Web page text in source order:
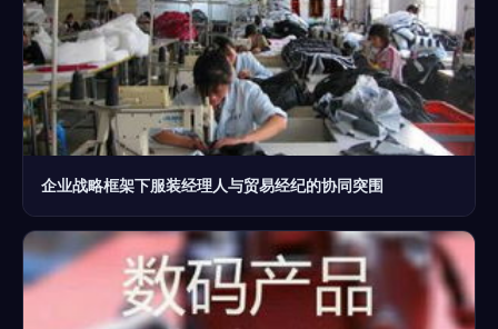
企业战略框架下服装经理人与贸易经纪的协同突围